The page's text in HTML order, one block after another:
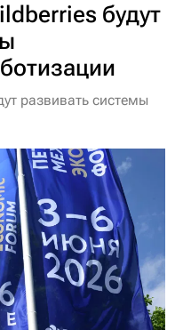
будут
развивать системы